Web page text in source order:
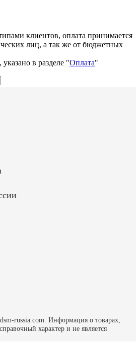
клиентов, оплата принимается
лиц, а так же от бюджетных
в разделе "Оплата"
russia.com. Информация о товарах,
характер и не является